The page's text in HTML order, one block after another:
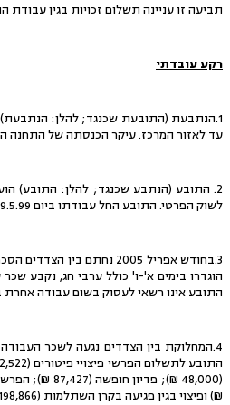
תביעה זו עניינה תשלום זכויות בגין עבודת
רקע עובדתי
עד לאזור המרכז. עיקר הכנסתה של התחנה
2. התובע (הנתבע שכנגד; להלן: התובע)
לשוק הפרטי. התובע החל עבודתו ביום 9.5.99 ועבד עד ליום 8.4.21, מועד שבו פוטר.
3.בחודש אפריל 2005
הוגדרו בימים א'-ו' כולל ערבי חג, נקבע
התובע אינו רשאי לעסוק בשום עבודה
4.המחלוקת בין הצדדים נגעה לשכר
₪) ופיצוי בגין פגיעה בקרן השתלמות (198,866 ₪) .